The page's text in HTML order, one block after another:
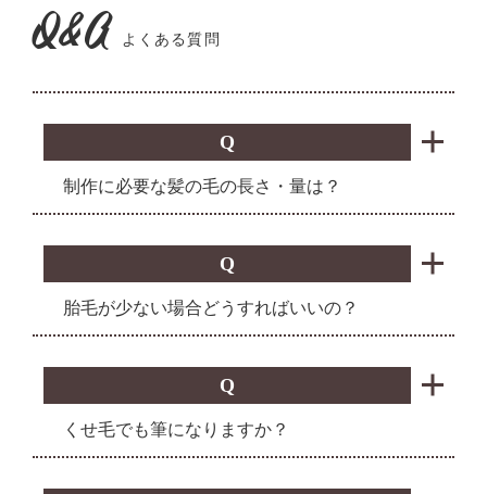
Q&A よくある質問
Q
制作に必要な髪の毛の長さ・量は？
Q
胎毛が少ない場合どうすればいいの？
Q
くせ毛でも筆になりますか？